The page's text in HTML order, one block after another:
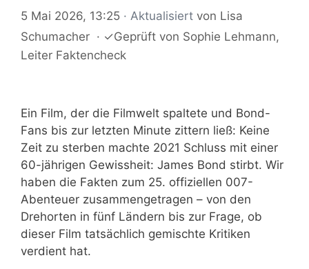
5 Mai 2026, 13:25 · Aktualisiert von Lisa
Schumacher · ✓Geprüft von Sophie Lehmann,
Leiter Faktencheck
Ein Film, der die Filmwelt spaltete und Bond-
Fans bis zur letzten Minute zittern ließ: Keine
Zeit zu sterben machte 2021 Schluss mit einer
60-jährigen Gewissheit: James Bond stirbt. Wir
haben die Fakten zum 25. offiziellen 007-
Abenteuer zusammengetragen – von den
Drehorten in fünf Ländern bis zur Frage, ob
dieser Film tatsächlich gemischte Kritiken
verdient hat.